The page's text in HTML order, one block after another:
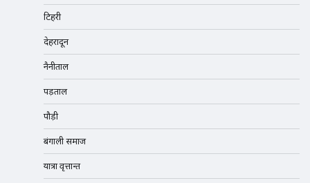
टिहरी
देहरादून
नैनीताल
पड़ताल
पौड़ी
बंगाली समाज
यात्रा वृत्तान्त